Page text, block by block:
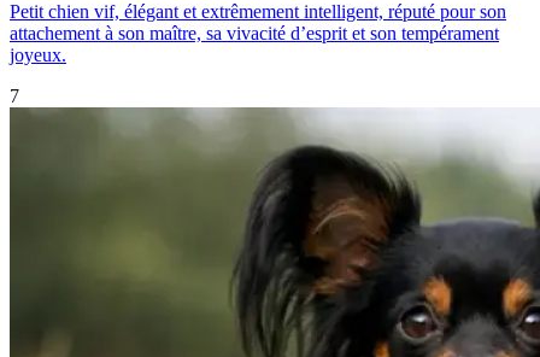
Petit chien vif, élégant et extrêmement intelligent, réputé pour son
attachement à son maître, sa vivacité d’esprit et son tempérament
joyeux.
7